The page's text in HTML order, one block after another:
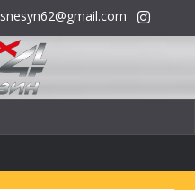
snesyn62@gmail.com